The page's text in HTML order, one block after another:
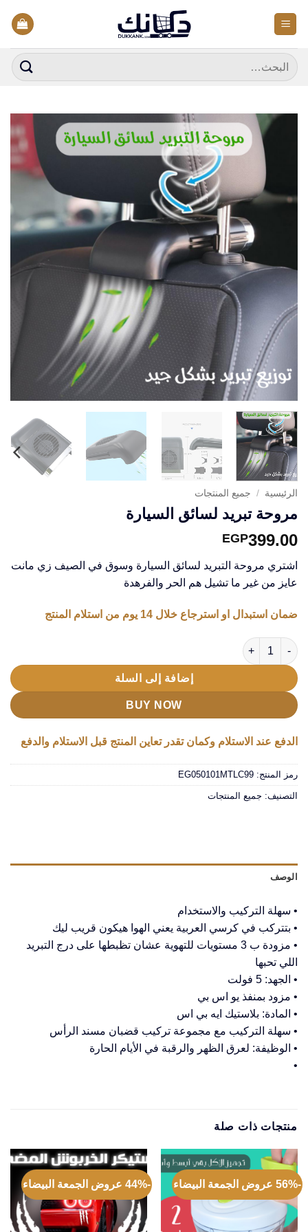
للمحتوى
البحث
عن:
الرئيسية / جميع المنتجات
مروحة تبريد لسائق السيارة
EGP399.00
اشتري مروحة التبريد لسائق السيارة وسوق في الصيف زي مانت
عايز من غير ما تشيل هم الحر والفرهدة
ضمان استبدال او استرجاع خلال 14 يوم من استلام المنتج
كمية مروحة تبريد لسائق السيارة
إضافة إلى السلة
BUY NOW
الدفع عند الاستلام وكمان تقدر تعاين المنتج قبل الاستلام والدفع
رمز المنتج: EG050101MTLC99
التصنيف: جميع المنتجات
الوصف
• سهلة التركيب والاستخدام
• بتتركب في كرسي العربية يعني الهوا هيكون قريب ليك
• مزودة ب 3 مستويات للتهوية عشان تظبطها على درج التبريد
اللي تحبها
• الجهد: 5 فولت
• مزود بمنفذ يو اس بي
• المادة: بلاستيك ايه بي اس
• سهلة التركيب مع مجموعة تركيب قضبان مسند الرأس
• الوظيفة: لعرق الظهر والرقبة في الأيام الحارة
•
منتجات ذات صلة
-56% عروض الجمعة البيضاء -44% عروض الجمعة البيضاء